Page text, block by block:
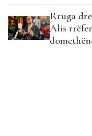
Rruga
Alis